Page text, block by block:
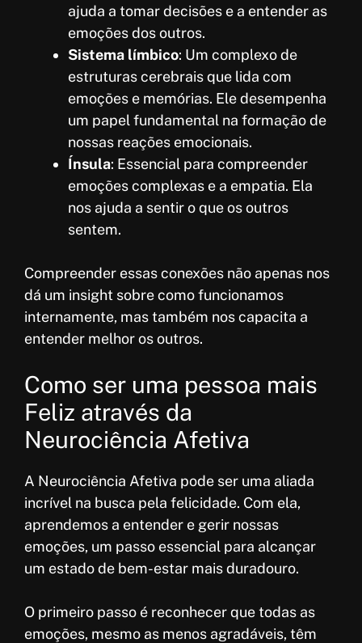
ajuda a tomar decisões e a entender as
emoções dos outros.
Sistema límbico: Um complexo de
estruturas cerebrais que lida com
emoções e memórias. Ele desempenha
um papel fundamental na formação de
nossas reações emocionais.
Ínsula: Essencial para compreender
emoções complexas e a empatia. Ela
nos ajuda a sentir o que os outros
sentem.
Compreender essas conexões não apenas nos
dá um insight sobre como funcionamos
internamente, mas também nos capacita a
entender melhor os outros.
Como ser uma pessoa mais
Feliz através da
Neurociência Afetiva
A Neurociência Afetiva pode ser uma aliada
incrível na busca pela felicidade. Com ela,
aprendemos a entender e gerir nossas
emoções, um passo essencial para alcançar
um estado de bem-estar mais duradouro.
O primeiro passo é reconhecer que todas as
emoções, mesmo as menos agradáveis, têm